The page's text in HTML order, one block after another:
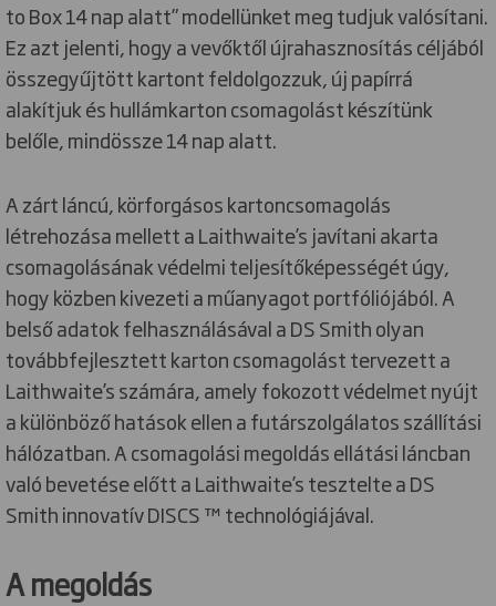
to Box 14 nap alatt” modellünket meg tudjuk valósítani.
Ez azt jelenti, hogy a vevőktől újrahasznosítás céljából
összegyűjtött kartont feldolgozzuk, új papírrá
alakítjuk és hullámkarton csomagolást készítünk
belőle, mindössze 14 nap alatt.
A zárt láncú, körforgásos kartoncsomagolás
létrehozása mellett a Laithwaite’s javítani akarta
csomagolásának védelmi teljesítőképességét úgy,
hogy közben kivezeti a műanyagot portfóliójából. A
belső adatok felhasználásával a DS Smith olyan
továbbfejlesztett karton csomagolást tervezett a
Laithwaite’s számára, amely fokozott védelmet nyújt
a különböző hatások ellen a futárszolgálatos szállítási
hálózatban. A csomagolási megoldás ellátási láncban
való bevetése előtt a Laithwaite’s tesztelte a DS
Smith innovatív DISCS ™ technológiájával.
A megoldás